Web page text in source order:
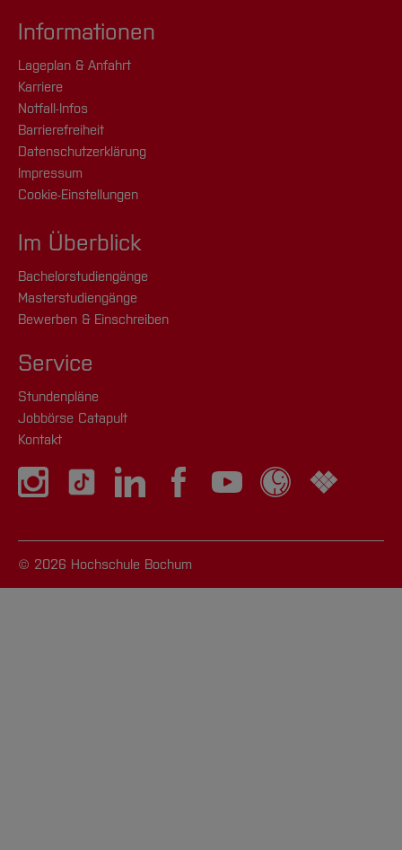
Informationen
Lageplan & Anfahrt
Karriere
Notfall-Infos
Barrierefreiheit
Datenschutzerklärung
Impressum
Cookie-Einstellungen
Im Überblick
Bachelorstudiengänge
Masterstudiengänge
Bewerben & Einschreiben
Service
Stundenpläne
Jobbörse Catapult
Kontakt
© 2026 Hochschule Bochum